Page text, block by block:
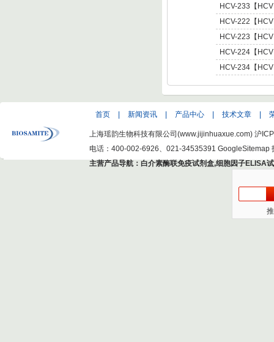
C Virus NS5
型肝炎病毒
Hepatitis C
HCV-233【
型肝炎病毒
Hepatitis C
HCV-222【
肝炎病毒NS5,
C Virus NS5
HCV-223【
肝炎病毒NS5,
C Virus NS5
HCV-224【
肝炎病毒NS5,
HCV-234【
Hepatitis C Virus
首页 新闻资讯 产品中心 技术文章
上海瑶韵生物科技有限公司(www.jijinhuaxue.com) 沪
电话：400-002-6926、021-34535391 GoogleSitemap
主营产品导航： 白介素酶联免疫试剂盒,细胞因子ELISA